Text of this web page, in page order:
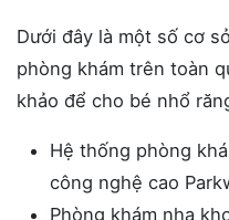
Dưới đây là một số cơ
phòng khám trên toàn
khảo để cho bé nhổ
Hệ thống phòng
công nghệ cao
Phòng khám nha